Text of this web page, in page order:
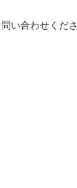
い合わせくださ